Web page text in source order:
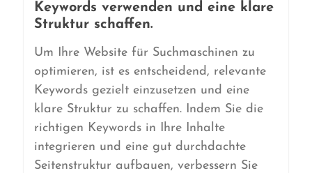
Keywords verwenden und eine klare
Struktur schaffen.
Um Ihre Website für Suchmaschinen zu
optimieren, ist es entscheidend, relevante
Keywords gezielt einzusetzen und eine
klare Struktur zu schaffen. Indem Sie die
richtigen Keywords in Ihre Inhalte
integrieren und eine gut durchdachte
Seitenstruktur aufbauen, verbessern Sie